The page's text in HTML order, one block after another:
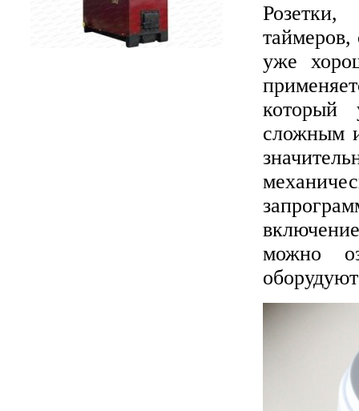
таймеров,
уже
который
сложным
можно